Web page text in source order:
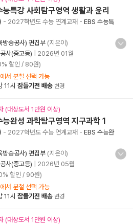
특강 사회탐구영역 생활과 윤리
- 2027학년도 수능 연계교재 - EBS 수능특
방송공사) 편집부 (지은이)
사(중고등)
2026년 01월
할인 / 80원)
서 분철 선택 가능
11시 잠들기전 배송 변경
(대상도서 1만원 이상)
완성 과학탐구영역 지구과학 1
- 2027학년도 수능 연계교재 - EBS 수능완
방송공사) 편집부 (지은이)
사(중고등)
2026년 05월
할인 / 90원)
서 분철 선택 가능
11시 잠들기전 배송 변경
(대상도서 1만원 이상)